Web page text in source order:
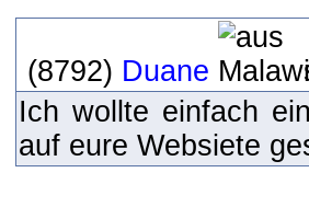
(8792) Duane
Ich wollte einfach
auf eure Websiete